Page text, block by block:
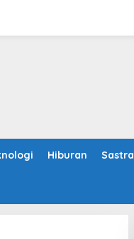
Hiburan Sastra